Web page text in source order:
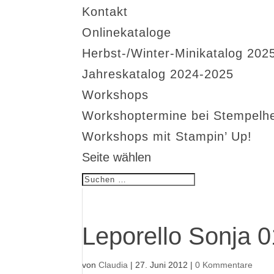
Kontakt
Onlinekataloge
Herbst-/Winter-Minikatalog
Jahreskatalog 2024-2025
Workshops
Workshoptermine bei
Workshops mit Stampin’ Up!
Seite wählen
Leporello Sonja
vonClaudia | 27. Juni 2012 |0 Kommentare